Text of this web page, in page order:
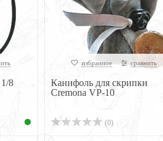
8
избранное сравнить
Канифоль для скрипки
Cremona VP-10
(0)